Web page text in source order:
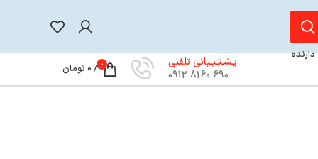
پـشـتـیـبانی تلفنی
690 8160 0912
0
/
0 تومان